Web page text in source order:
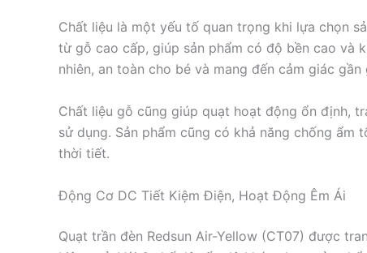
Chất liệu là một yếu tố quan trọng khi lựa chọn
từ gỗ cao cấp, giúp sản phẩm có độ bền cao và
nhiên, an toàn cho bé và mang đến cảm giác
Chất liệu gỗ cũng giúp quạt hoạt động ổn định,
sử dụng. Sản phẩm cũng có khả năng chống
thời tiết.
Động Cơ DC Tiết Kiệm Điện, Hoạt Động Êm Ái
Quạt trần đèn Redsun Air-Yellow (CT07) được